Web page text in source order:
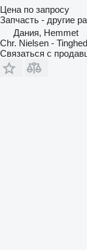
Цена по запросу
Запчасть - другие
Дания, Hemmet
Chr. Nielsen -
Связаться с